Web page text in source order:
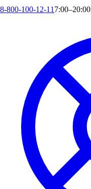
8-800-100-12-11 7:00–20:00